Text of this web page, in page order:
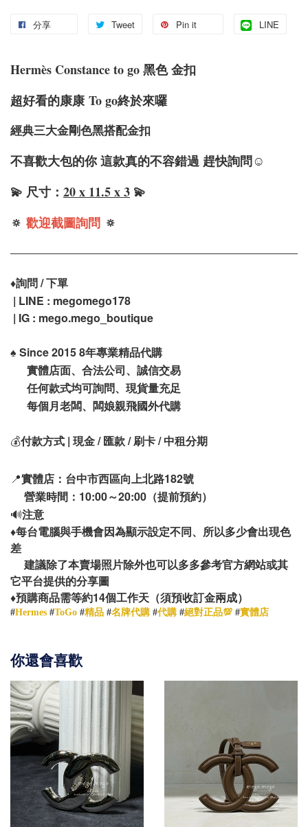
分享 Tweet Pin it LINE
Hermès Constanceto go 黑色 金扣
超好看的康康To go終於來囉
經典三大金剛色黑搭配金扣
不喜歡大包的你 這款真的不容錯過 趕快詢問☺️
💫 尺寸： 20 x 11.5 x 3 💫
🔅 歡迎截圖詢問 🔅
♦️詢問 / 下單
| LINE : megomego178
| IG : mego.mego_boutique
♠️ Since 2015 8年專業精品代購
實體店面、合法公司、誠信交易
任何款式均可詢問、現貨量充足
每個月老闆、闆娘親飛國外代購
💰付款方式 | 現金 / 匯款 / 刷卡 / 中租分期
📍實體店：台中市西區向上北路182號
營業時間：10:00～20:00（提前預約）
🔊注意
♦️每台電腦與手機會因為顯示設定不同、所以多少會出現色
差
建議除了本賣場照片除外也可以多多參考官方網站或其
它平台提供的分享圖
♦️預購商品需等約14個工作天（須預收訂金兩成）
#Hermes #ToGo #精品 #名牌代購 #代購 #絕對正品💯 #實體店
你還會喜歡